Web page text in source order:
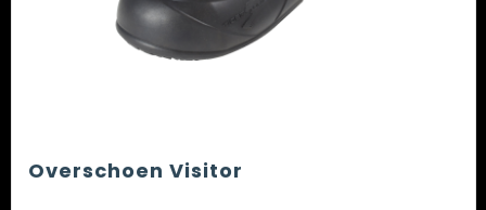
Overschoen Visitor